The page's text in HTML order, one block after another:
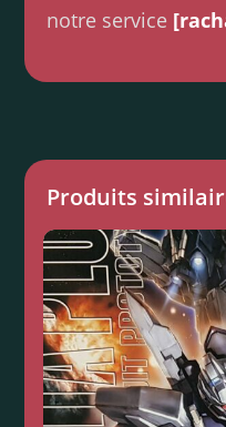
notre service
Produits